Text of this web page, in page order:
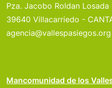
Pza. Jacobo Roldan Losada
39640 Villacarriedo -
agencia@vallespasiegos.org
Mancomunidad de los